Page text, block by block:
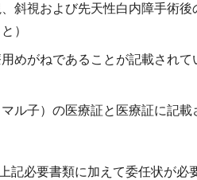
斜視および先天性白内障手術後
）
めがねであることが記載されて
ル子）の医療証と医療証に記載
記必要書類に加えて委任状が必